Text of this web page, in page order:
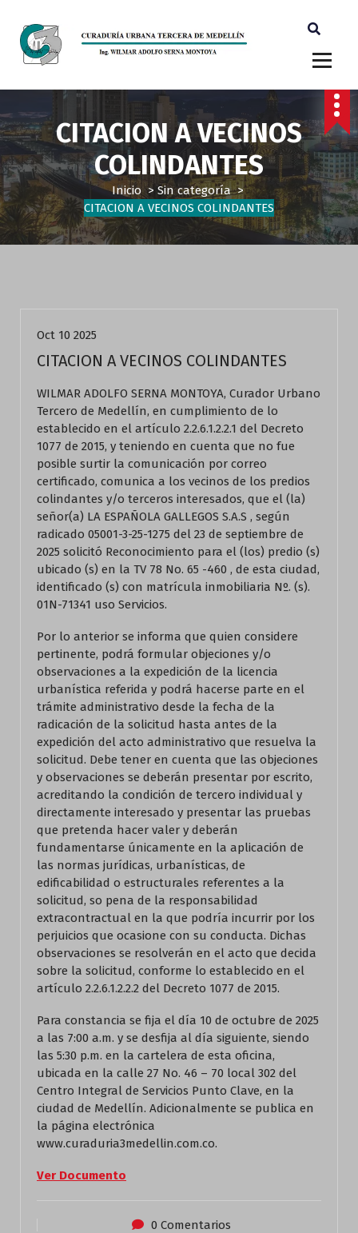
CITACION A VECINOS
COLINDANTES
Inicio>Sin categoría>
CITACION A VECINOS COLINDANTES
Oct 10 2025
CITACION A VECINOS COLINDANTES
WILMAR ADOLFO SERNA MONTOYA, Curador Urbano
Tercero de Medellín, en cumplimiento de lo
establecido en el artículo 2.2.6.1.2.2.1 del Decreto
1077 de 2015, y teniendo en cuenta que no fue
posible surtir la comunicación por correo
certificado, comunica a los vecinos de los predios
colindantes y/o terceros interesados, que el (la)
señor(a) LA ESPAÑOLA GALLEGOS S.A.S , según
radicado 05001-3-25-1275 del 23 de septiembre de
2025 solicitó Reconocimiento para el (los) predio (s)
ubicado (s) en la TV 78 No. 65 -460 , de esta ciudad,
identificado (s) con matrícula inmobiliaria Nº. (s).
01N-71341 uso Servicios.
Por lo anterior se informa que quien considere
pertinente, podrá formular objeciones y/o
observaciones a la expedición de la licencia
urbanística referida y podrá hacerse parte en el
trámite administrativo desde la fecha de la
radicación de la solicitud hasta antes de la
expedición del acto administrativo que resuelva la
solicitud. Debe tener en cuenta que las objeciones
y observaciones se deberán presentar por escrito,
acreditando la condición de tercero individual y
directamente interesado y presentar las pruebas
que pretenda hacer valer y deberán
fundamentarse únicamente en la aplicación de
las normas jurídicas, urbanísticas, de
edificabilidad o estructurales referentes a la
solicitud, so pena de la responsabilidad
extracontractual en la que podría incurrir por los
perjuicios que ocasione con su conducta. Dichas
observaciones se resolverán en el acto que decida
sobre la solicitud, conforme lo establecido en el
artículo 2.2.6.1.2.2.2 del Decreto 1077 de 2015.
Para constancia se fija el día 10 de octubre de 2025
a las 7:00 a.m. y se desfija al día siguiente, siendo
las 5:30 p.m. en la cartelera de esta oficina,
ubicada en la calle 27 No. 46 – 70 local 302 del
Centro Integral de Servicios Punto Clave, en la
ciudad de Medellín. Adicionalmente se publica en
la página electrónica
www.curaduria3medellin.com.co.
Ver Documento
0 Comentarios